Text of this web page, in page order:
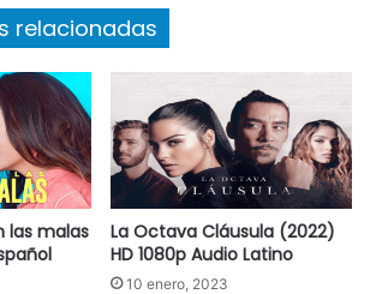
relacionadas
las malas
La Octava Cláusula (2022)
HD 1080p Audio Latino
10 enero, 2023